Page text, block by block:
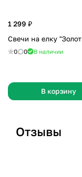
1 299 ₽
Свечи на елку
0 0 В наличии
В корзину
Отзывы